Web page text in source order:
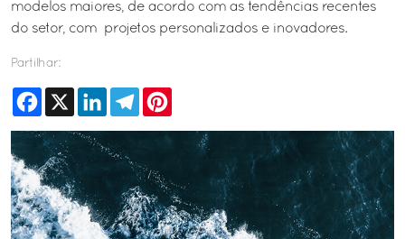
modelos maiores, de acordo com as tendências recentes
do setor, com projetos personalizados e inovadores.
Partilhar:
Facebook
X LinkedInTelegram